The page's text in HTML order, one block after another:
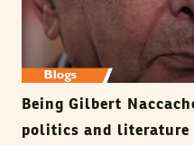
Being Gilbert
politics and literature